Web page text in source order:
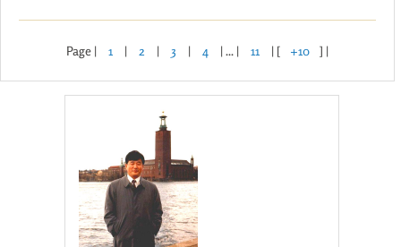
Page | 1 | 2 | 3 | 4 | ... | 11 | [ +10 ] |